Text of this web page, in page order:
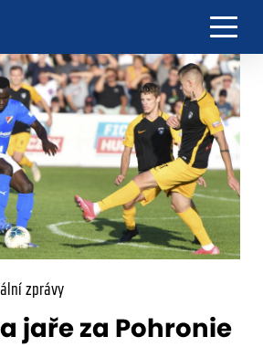
zprávy
jaře za Pohronie